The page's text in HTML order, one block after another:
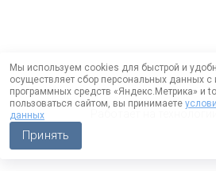
Мы используем cookies для быстрой и
осуществляет сбор персональных данных с
программных средств «Яндекс.Метрика» и
пользоваться сайтом, вы принимаете
данных
Принять